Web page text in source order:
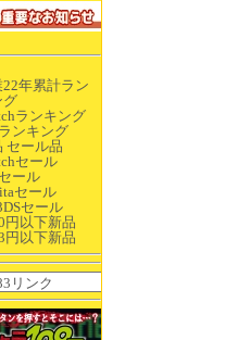
22年累計ラン
グ
ランキング
ンキング
セール品
セール
ール
セール
セール
円以下新品
円以下新品